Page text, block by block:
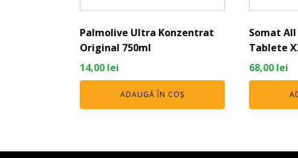
Palmolive Ultra Konzentrat
Original 750ml
14,00 lei
ADAUGĂ ÎN COȘ
Somat All
Tablete
68,00 lei